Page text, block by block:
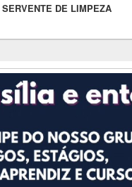
DE LIMPEZA